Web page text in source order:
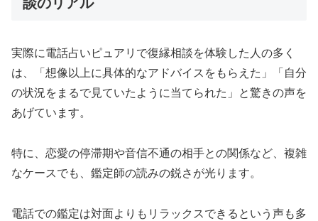
実際に電話占いピュアリで復縁相談を体験した人の多く
は、「想像以上に具体的なアドバイスをもらえた」「自分
の状況をまるで見ていたように当てられた」と驚きの声を
あげています。
特に、恋愛の停滞期や音信不通の相手との関係など、複雑
なケースでも、鑑定師の読みの鋭さが光ります。
電話での鑑定は対面よりもリラックスできるという声も多